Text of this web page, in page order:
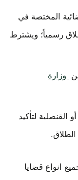
المختصة في
رسمياً؛ ويشترط
وزارة
القنصلية لتأكيد
انواع قضايا